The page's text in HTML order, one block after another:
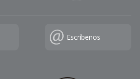
Escríbenos